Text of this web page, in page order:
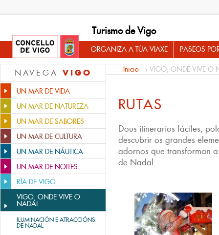
Turismo de Vigo
ORGANIZA A TÚA VIAXE PASEOS
NAVEGA VIGO
UN MAR DE VIDA
UN MAR DE NATUREZA
UN MAR DE SABORES
UN MAR DE CULTURA
UN MAR DE NÁUTICA
UN MAR DE NOITES
RÍA DE VIGO
VIGO, ONDE VIVE O
NADAL
ILUMINACIÓN E ATRACCIÓNS
DE NADAL
Inicio → VIGO, ONDE VIVE O
RUTAS
Dous itinerarios fáciles,
descubrir os grandes
adornos que transforman
de Nadal.